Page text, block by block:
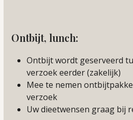
Ontbijt, lunch:
Ontbijt wordt geserveerd
verzoek eerder (zakelijk)
Mee te nemen
verzoek
Uw dieetwensen graag bij